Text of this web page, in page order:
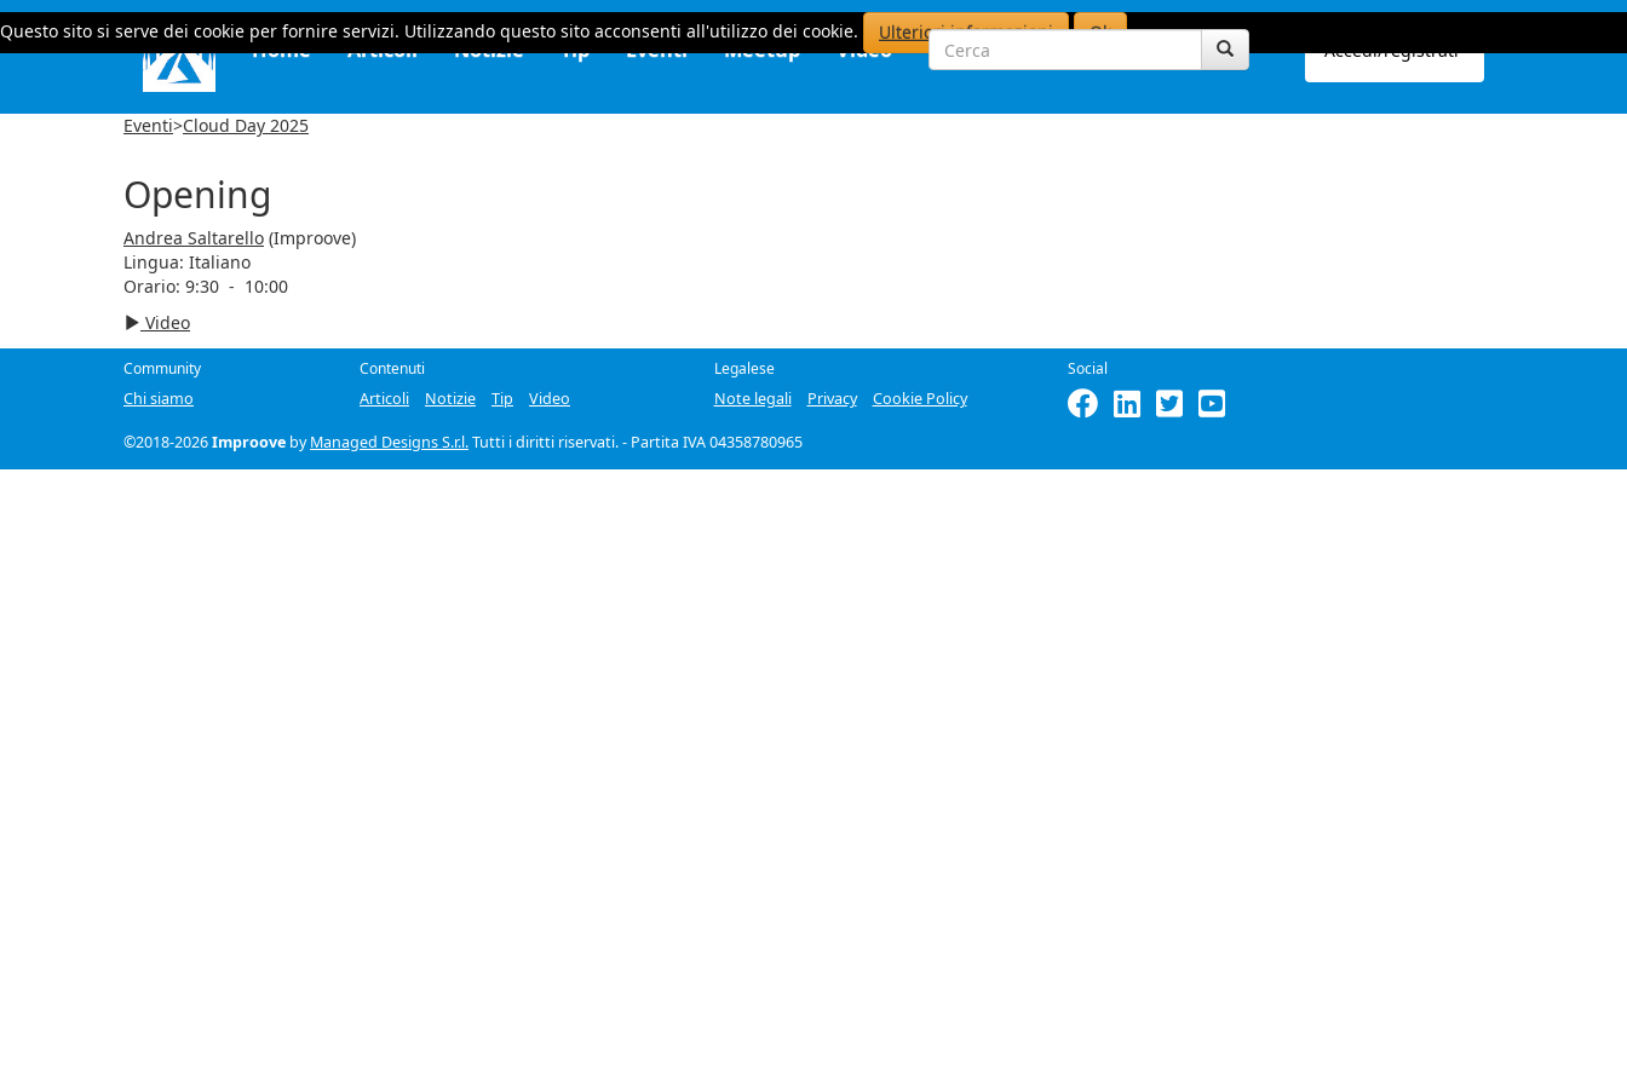
Questo sito si serve dei cookie per fornire servizi. Utilizzando questo sito acconsenti all'utilizzo dei cookie. Ulteriori informazioni Ok
Home Articoli Notizie Tip Eventi Meetup Video Accedi/registrati
Eventi>Cloud Day 2025
Opening
Andrea Saltarello (Improove)
Lingua: Italiano
Orario: 9:30 - 10:00
Video
Community
Chi siamo
Contenuti
Articoli
Notizie Tip Video
Legalese
Note legali
Privacy Cookie Policy
Social
©2018-2026Improove byManaged Designs S.r.l.Tutti i diritti riservati. - Partita IVA 04358780965